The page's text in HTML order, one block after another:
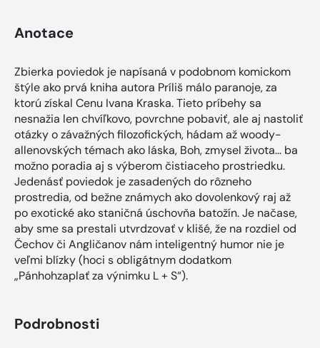
Anotace
Zbierka poviedok je napísaná v podobnom komickom
štýle ako prvá kniha autora Príliš málo paranoje, za
ktorú získal Cenu Ivana Kraska. Tieto príbehy sa
nesnažia len chvíľkovo, povrchne pobaviť, ale aj nastoliť
otázky o závažných filozofických, hádam až woody-
allenovských témach ako láska, Boh, zmysel života... ba
možno poradia aj s výberom čistiaceho prostriedku.
Jedenásť poviedok je zasadených do rôzneho
prostredia, od bežne známych ako dovolenkový raj až
po exotické ako staničná úschovňa batožín. Je načase,
aby sme sa prestali utvrdzovať v klišé, že na rozdiel od
Čechov či Angličanov nám inteligentný humor nie je
veľmi blízky (hoci s obligátnym dodatkom
„Pánhohzaplať za výnimku L + S“).
Podrobnosti